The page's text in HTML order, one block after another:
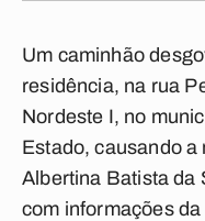
Um caminhão
residência, na rua
Nordeste I, no
Estado, causando a
Albertina Batista da
com informações